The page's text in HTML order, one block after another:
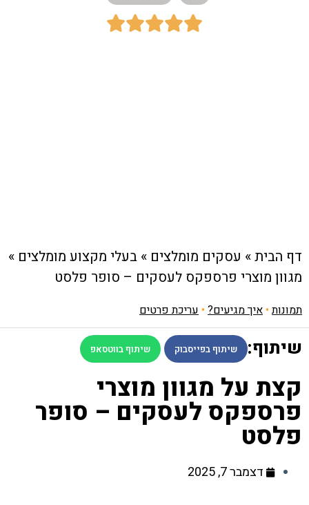





דף הבית» עסקים מומלצים » בעלי מקצוע מומלצים »
מגוון מוצרי פרספקס לעסקים – סופר פלסט
תמונות• איך מגיעים? • עריכת פרטים
שיתוף: שיתוף בפייסבוק שיתוף בווטסאפ
קצת על מגוון מוצרי
פרספקס לעסקים – סופר
פלסט
דצמבר 7, 2025